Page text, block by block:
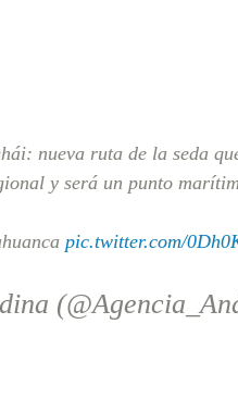
nueva ruta de la seda
y será un punto
pic.twitter.com/